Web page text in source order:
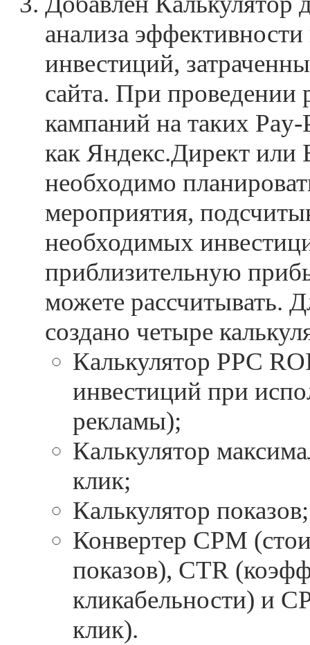
анализа эффективности
инвестиций,
сайта. При проведении
кампаний на таких
как Яндекс.Директ или
необходимо
мероприятия,
необходимых
приблизительную
можете рассчитывать.
создано четыре
Калькулятор PPC
инвестиций при
рекламы);
Калькулятор
клик;
Калькулятор показов;
Конвертер CPM
показов), CTR
кликабельности) и
клик).